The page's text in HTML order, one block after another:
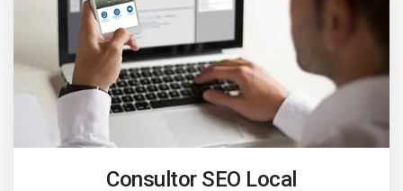
Consultor SEO Local